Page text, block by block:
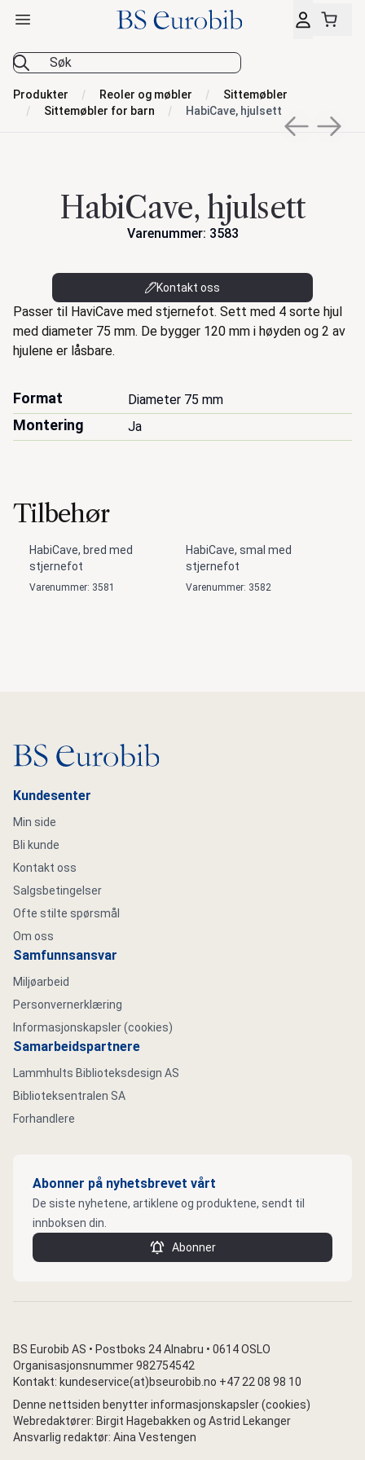
BS Eurobib
Åpne hovedmeny
Produkter Reoler og møbler
Sittemøbler
Sittemøbler for barn
HabiCave, hjulsett
Previous
Next
HabiCave, hjulsett
Varenummer: 3583
Kontakt oss
Beskrivelse
Passer til HaviCave med stjernefot. Sett med 4 sorte hjul
med diameter 75 mm. De bygger 120 mm i høyden og 2 av
hjulene er låsbare.
Format Diameter 75 mm
Montering Ja
Tilbehør
HabiCave, bred med
stjernefot
Varenummer: 3581
HabiCave, smal med
stjernefot
Varenummer: 3582
Gå til hovedsiden
Kundesenter
Min side
Bli kunde
Kontakt oss
Salgsbetingelser
Ofte stilte spørsmål
Om oss
Samfunnsansvar
Miljøarbeid
Personvernerklæring
Informasjonskapsler (cookies)
Samarbeidspartnere
Lammhults Biblioteksdesign AS
Biblioteksentralen SA
Forhandlere
Abonner på nyhetsbrevet vårt
De siste nyhetene, artiklene og produktene, sendt til
innboksen din.
Abonner
BS Eurobib AS • Postboks 24 Alnabru • 0614 OSLO
Organisasjonsnummer 982754542
Kontakt: kundeservice(at)bseurobib.no +47 22 08 98 10
Denne nettsiden benytter informasjonskapsler (cookies)
Webredaktører: Birgit Hagebakken og Astrid Lekanger
Ansvarlig redaktør: Aina Vestengen